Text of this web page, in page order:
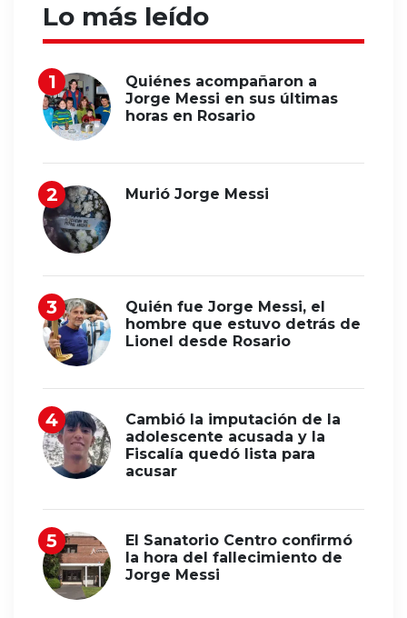
Lo más leído
Quiénes acompañaron a
Jorge Messi en sus últimas
horas en Rosario
Murió Jorge Messi
Quién fue Jorge Messi, el
hombre que estuvo detrás de
Lionel desde Rosario
Cambió la imputación de la
adolescente acusada y la
Fiscalía quedó lista para
acusar
El Sanatorio Centro confirmó
la hora del fallecimiento de
Jorge Messi